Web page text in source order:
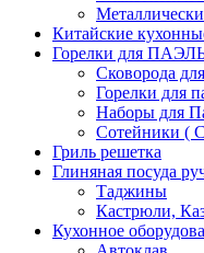
Китайские
Горелки для
Сковорода
Горелки для
Наборы для
Сотейники (
Гриль решетка
Глиняная посуда
Таджины
Кастрюли,
Кухонное